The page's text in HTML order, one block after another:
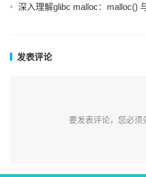
深入理解glibc malloc：malloc()
发表评论
要发表评论，您必须